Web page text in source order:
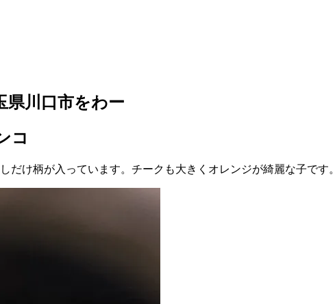
川口市をわー
コ
だけ柄が入っています。チークも大きくオレンジが綺麗な子です。